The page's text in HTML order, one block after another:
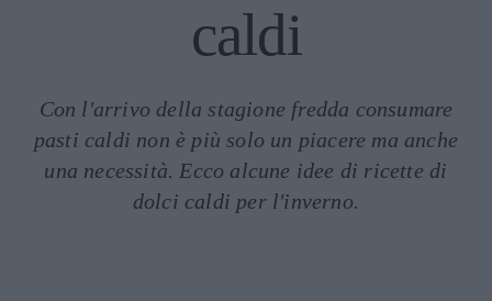
caldi
Con l'arrivo della stagione fredda consumare
pasti caldi non è più solo un piacere ma anche
una necessità. Ecco alcune idee di ricette di
dolci caldi per l'inverno.